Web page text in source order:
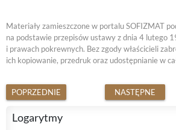
Materiały zamieszczone w portalu SOFIZMAT
na podstawie przepisów ustawy z dnia 4 lutego
i prawach pokrewnych. Bez zgody właścicieli
ich kopiowanie, przedruk oraz udostępnianie w
POPRZEDNIE NASTĘPNE
Logarytmy